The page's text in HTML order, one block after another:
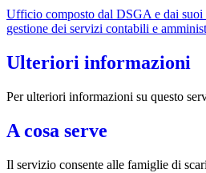
Ufficio composto dal DSGA e dai suoi
gestione dei servizi contabili e
Ulteriori informazioni
Per ulteriori informazioni su questo
A cosa serve
Il servizio consente alle famiglie di